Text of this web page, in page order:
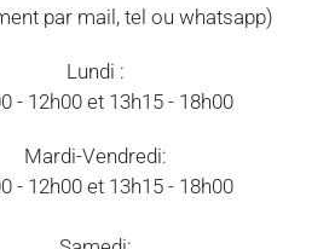
par mail, tel ou whatsapp)
Lundi :
- 12h00 et 13h15 - 18h00
Mardi-Vendredi:
- 12h00 et 13h15 - 18h00